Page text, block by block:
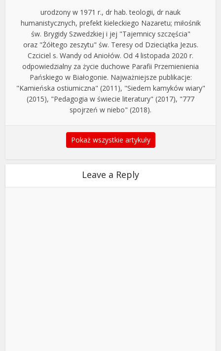
urodzony w 1971 r., dr hab. teologii, dr nauk
humanistycznych, prefekt kieleckiego Nazaretu; miłośnik
św. Brygidy Szwedzkiej i jej "Tajemnicy szczęścia"
oraz "Żółtego zeszytu" św. Teresy od Dzieciątka Jezus.
Czciciel s. Wandy od Aniołów. Od 4 listopada 2020 r.
odpowiedzialny za życie duchowe Parafii Przemienienia
Pańskiego w Białogonie. Najważniejsze publikacje:
"Kamieńska ostiumiczna" (2011), "Siedem kamyków wiary"
(2015), "Pedagogia w świecie literatury" (2017), "777
spojrzeń w niebo" (2018).
Pokaż wszystkie artykuły
Leave a Reply